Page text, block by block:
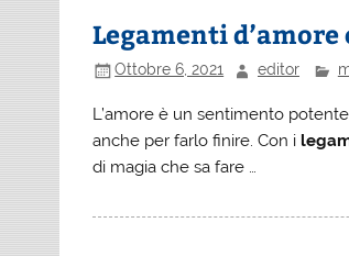
Legamenti
Ottobre 6, 2021 editor
L’amore è un sentimento
anche per farlo finire. Con i
di magia che sa fare …